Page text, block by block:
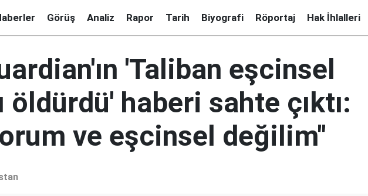
Görüş Analiz Rapor Tarih Biyografi Röportaj Hak İhlalleri
'Taliban eşcinsel
öldürdü' haberi sahte çıktı:
ve eşcinsel değilim"